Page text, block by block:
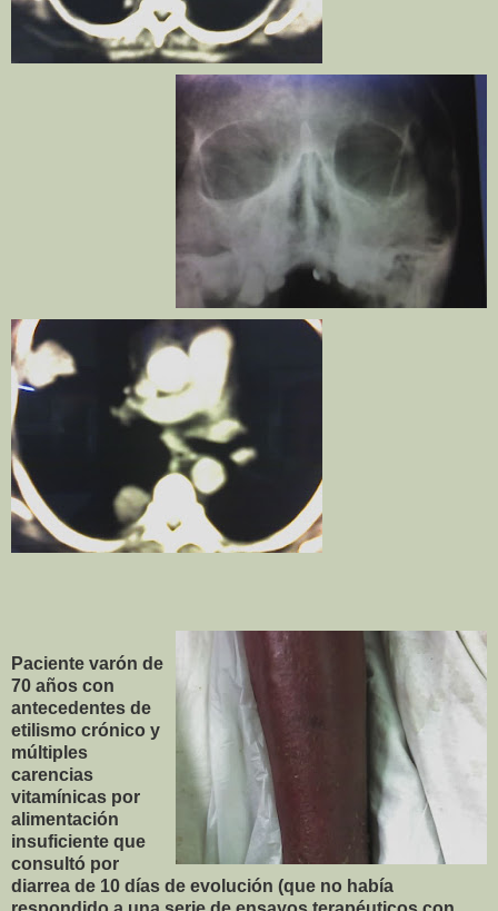
Paciente varón de
70 años con
antecedentes de
etilismo crónico y
múltiples
carencias
vitamínicas por
alimentación
insuficiente que
consultó por
diarrea de 10 días de evolución (que no había